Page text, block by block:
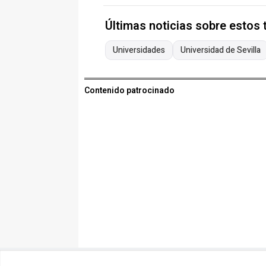
Últimas noticias sobre estos
Universidades Universidad de Sevilla
Contenido patrocinado